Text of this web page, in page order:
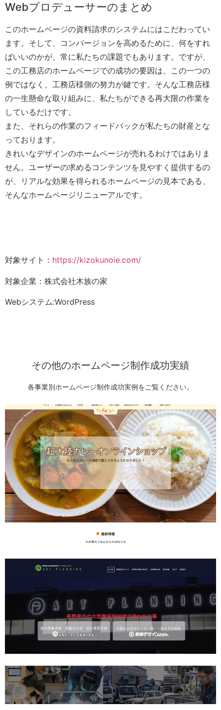
Webプロデューサーのまとめ
このホームページの資料請求のシステムにはこだわってい
ます。そして、コンバージョンを高めるために、何をすれ
ばいいのかが、常に私たちの課題でもあります。ですが、
この工務店のホームページでの成功の要因は、この一つの
例ではなく、工務店様側の努力が鍵です。そんな工務店様
の一生懸命な取り組みに、私たちができる再大限の作業を
しているだけです。
また、それらの作業のフィードバックが私たちの財産とな
っております。
きれいなデザインのホームページが売れるわけではありま
せん。ユーザーの求めるコンテンツを見やすく提供するの
が、リアルな効果を得られるホームページの見本である、
そんなホームページリニューアルです。
対象サイト： https://kizokunoie.com/
対象企業：株式会社木族の家
Webシステム:WordPress
その他のホームページ制作成功実績
各事業別ホームページ制作成功実例をご覧ください。